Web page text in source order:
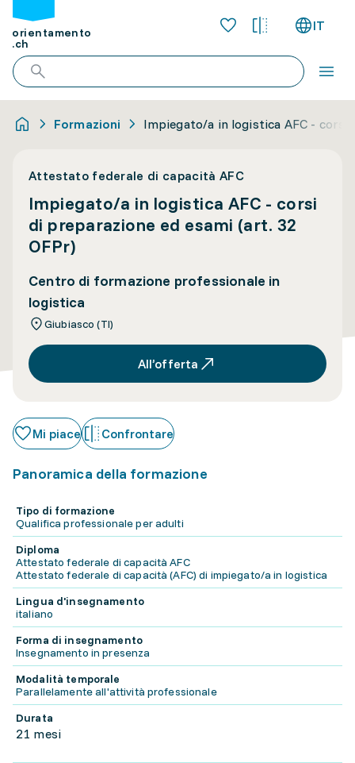
orientamento
.ch
IT
Formazioni Impiegato/a in logistica AFC - corsi
Attestato federale di capacità AFC
Impiegato/a in logistica AFC - corsi
di preparazione ed esami (art. 32
OFPr)
Centro di formazione professionale in
logistica
Giubiasco (TI)
All’offerta
Mi piace Confrontare
Panoramica della formazione
Tipo di formazione
Qualifica professionale per adulti
Diploma
Attestato federale di capacità AFC
Attestato federale di capacità (AFC) di impiegato/a in logistica
Lingua d'insegnamento
italiano
Forma di insegnamento
Insegnamento in presenza
Modalità temporale
Parallelamente all'attività professionale
Durata
21 mesi